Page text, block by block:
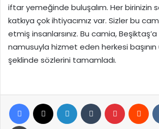
iftar yemeğinde buluşalım. Her birinizin
katkıya çok ihtiyacımız var. Sizler bu
etmiş insanlarsınız. Bu camia, Beşiktaş’a
namusuyla hizmet eden herkesi başının
şeklinde sözlerini tamamladı.
Facebook LinkedIn Tumblr Pinterest
Yazdır